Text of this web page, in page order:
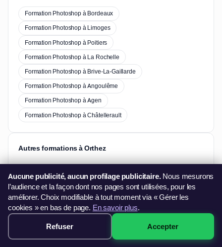
Formation Photoshop à Bordeaux
Formation Photoshop à Limoges
Formation Photoshop à Poitiers
Formation Photoshop à La Rochelle
Formation Photoshop à Brive-La-Gaillarde
Formation Photoshop à Angoulême
Formation Photoshop à Agen
Formation Photoshop à Châtellerault
Autres formations à Orthez
Formation Word à Orthez
Formation PowerPoint à Orthez
Formation Pack Office à Orthez
349€ · Voir les sessions →
Aucune publicité, aucun profilage publicitaire.Nous mesurons
l’audience et la façon dont nos pages sont utilisées, pour les
améliorer. Choix modifiable à tout moment via « Gérer les
cookies » en bas de page. En savoir plus.
Refuser Accepter